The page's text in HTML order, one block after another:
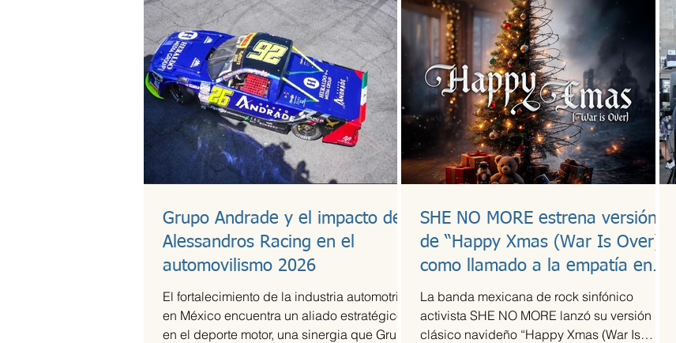
Grupo Andrade y el impacto de
Alessandros Racing en el
automovilismo 2026
El fortalecimiento de la industria automotriz
en México encuentra un aliado estratégico
en el deporte motor, una sinergia que Grupo
SHE NO MORE estrena versión
de “Happy Xmas (War Is Over)”
como llamado a la empatía en
tiempos de guerra
La banda mexicana de rock sinfónico
activista SHE NO MORE lanzó su versión del
clásico navideño “Happy Xmas (War Is